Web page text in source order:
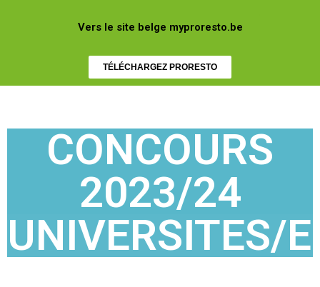
Vers le site belge myproresto.be
TÉLÉCHARGEZ PRORESTO
CONCOURS
2023/24
UNIVERSITES/